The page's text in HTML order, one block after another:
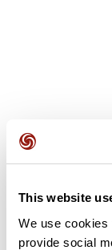
This website
We use cookies
provide social